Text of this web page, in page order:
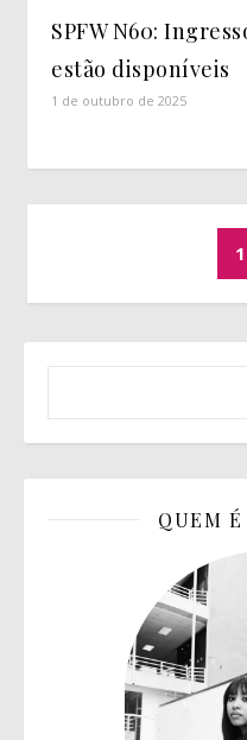
SPFW N60:
estão disponíveis
1 de outubro de 2025
1
QUEM